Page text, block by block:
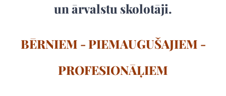
un ārvalstu skolotāji.
BĒRNIEM - PIEMAUGUŠAJIEM -
PROFESIONĀĻIEM